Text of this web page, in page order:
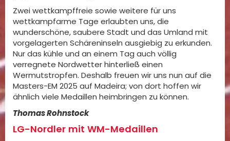
Zwei wettkampffreie sowie weitere für uns
wettkampfarme Tage erlaubten uns, die
wunderschöne, saubere Stadt und das Umland mit
vorgelagerten Schäreninseln ausgiebig zu erkunden.
Nur das kühle und an einem Tag auch völlig
verregnete Nordwetter hinterließ einen
Wermutstropfen. Deshalb freuen wir uns nun auf die
Masters-EM 2025 auf Madeira; von dort hoffen wir
ähnlich viele Medaillen heimbringen zu können.
Thomas Rohnstock
LG-Nordler mit WM-Medaillen